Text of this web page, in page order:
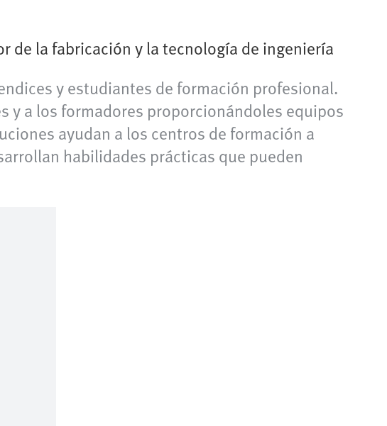
de la fabricación y la tecnología de ingeniería
y estudiantes de formación profesional.
y a los formadores proporcionándoles equipos
ayudan a los centros de formación a
habilidades prácticas que pueden